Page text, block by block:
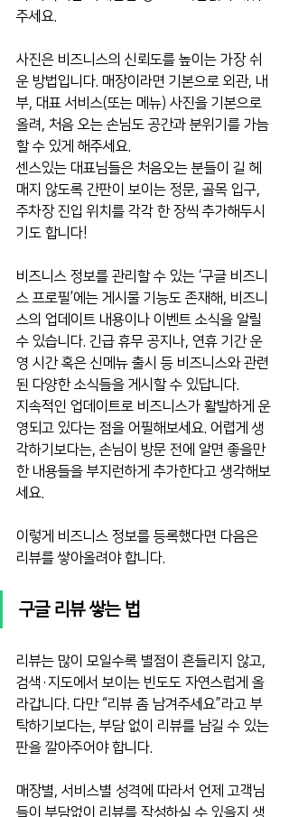
주세요.
사진은 비즈니스의 신뢰도를 높이는 가장 쉬
운 방법입니다. 매장이라면 기본으로 외관, 내
부, 대표 서비스(또는 메뉴) 사진을 기본으로
올려, 처음 오는 손님도 공간과 분위기를 가늠
할 수 있게 해주세요.
센스있는 대표님들은 처음오는 분들이 길 헤
매지 않도록 간판이 보이는 정문, 골목 입구,
주차장 진입 위치를 각각 한 장씩 추가해두시
기도 합니다!
비즈니스 정보를 관리할 수 있는 ‘구글 비즈니
스 프로필’에는 게시물 기능도 존재해, 비즈니
스의 업데이트 내용이나 이벤트 소식을 알릴
수 있습니다. 긴급 휴무 공지나, 연휴 기간 운
영 시간 혹은 신메뉴 출시 등 비즈니스와 관련
된 다양한 소식들을 게시할 수 있답니다.
지속적인 업데이트로 비즈니스가 활발하게 운
영되고 있다는 점을 어필해보세요. 어렵게 생
각하기보다는, 손님이 방문 전에 알면 좋을만
한 내용들을 부지런하게 추가한다고 생각해보
세요.
이렇게 비즈니스 정보를 등록했다면 다음은
리뷰를 쌓아올려야 합니다.
구글 리뷰 쌓는 법
리뷰는 많이 모일수록 별점이 흔들리지 않고,
검색·지도에서 보이는 빈도도 자연스럽게 올
라갑니다. 다만 “리뷰 좀 남겨주세요”라고 부
탁하기보다는, 부담 없이 리뷰를 남길 수 있는
판을 깔아주어야 합니다.
매장별, 서비스별 성격에 따라서 언제 고객님
들이 부담없이 리뷰를 작성하실 수 있을지 생